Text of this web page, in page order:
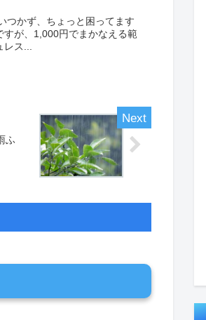
つかず、ちょっと困ってます
すが、1,000円でまかなえる範
ス...
ふ